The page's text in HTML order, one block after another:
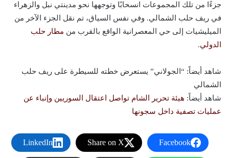
جزءًا من تلك المجموعات انسحابًا وتوجهها نحو مدينتي نبل والزهراء
في ريف حلب الشمالي. وفي نفس السياق، تم نقل الجزء الآخر من
الميليشيات إلى حي المعصرانية الواقع بالقرب من مطار حلب
الدولي.
شاهد أيضاً: “الجولاني” يستعرض خطته للسيطرة على ريف حلب
الشمالي
شاهد أيضاً: هيئة تحرير الشام تواصل اعتقال السوريين وإنباء عن
عمليات تصفية داخل سجونها
Facebook
Share on X
LinkedIn